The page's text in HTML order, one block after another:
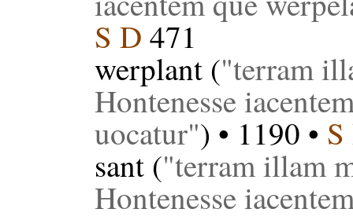
S D 471
werplant( terram
Hontenesse
uocatur ) • 1190 •
sant( terram illam
Hontenesse